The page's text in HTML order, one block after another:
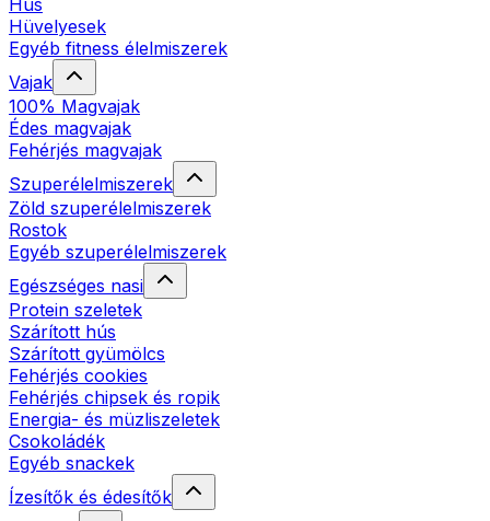
Hús
Hüvelyesek
Egyéb fitness élelmiszerek
Vajak
100% Magvajak
Édes magvajak
Fehérjés magvajak
Szuperélelmiszerek
Zöld szuperélelmiszerek
Rostok
Egyéb szuperélelmiszerek
Egészséges nasi
Protein szeletek
Szárított hús
Szárított gyümölcs
Fehérjés cookies
Fehérjés chipsek és ropik
Energia- és müzliszeletek
Csokoládék
Egyéb snackek
Ízesítők és édesítők